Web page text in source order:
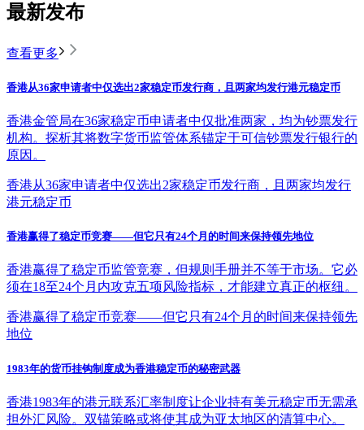
最新发布
查看更多
香港从36家申请者中仅选出2家稳定币发行商，且两家均发行港元稳定币
香港金管局在36家稳定币申请者中仅批准两家，均为钞票发行
机构。探析其将数字货币监管体系锚定于可信钞票发行银行的
原因。
香港从36家申请者中仅选出2家稳定币发行商，且两家均发行
港元稳定币
香港赢得了稳定币竞赛——但它只有24个月的时间来保持领先地位
香港赢得了稳定币监管竞赛，但规则手册并不等于市场。它必
须在18至24个月内攻克五项风险指标，才能建立真正的枢纽。
香港赢得了稳定币竞赛——但它只有24个月的时间来保持领先
地位
1983年的货币挂钩制度成为香港稳定币的秘密武器
香港1983年的港元联系汇率制度让企业持有美元稳定币无需承
担外汇风险。双锚策略或将使其成为亚太地区的清算中心。